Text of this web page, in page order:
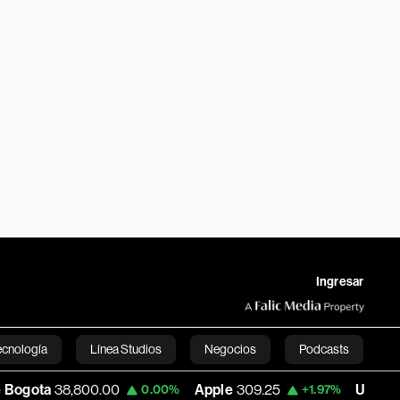
Ingresar
Línea Studios Negocios Podcasts
English0.00% Apple 309.25 +1.97% USD COP